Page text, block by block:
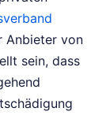
Anbieter von
sein, dass